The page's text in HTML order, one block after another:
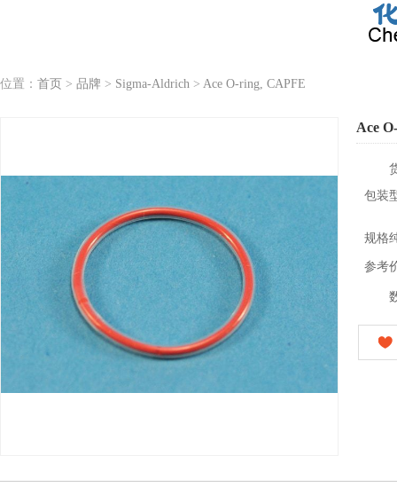
位置： 首页 > 品牌 > Sigma-Aldrich > Ace O-ring, CAPFE
Ace
包装
规格
参考